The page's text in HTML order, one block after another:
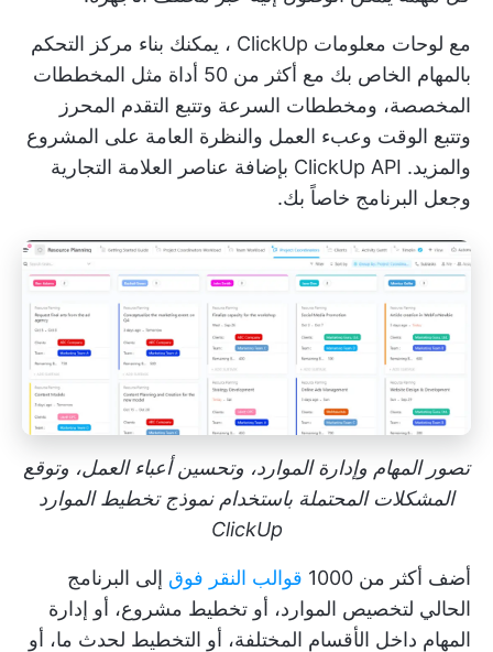
مع لوحات معلومات ClickUp
، يمكنك بناء مركز التحكم
بالمهام الخاص بك مع أكثر من 50 أداة مثل المخططات
المخصصة، ومخططات السرعة وتتبع التقدم المحرز
وتتبع الوقت وعبء العمل والنظرة العامة على المشروع
والمزيد. ClickUp API بإضافة عناصر العلامة التجارية
وجعل البرنامج خاصاً بك.
تصور المهام وإدارة الموارد، وتحسين أعباء العمل، وتوقع
المشكلات المحتملة باستخدام نموذج تخطيط الموارد
ClickUp
أضف أكثر من 1000 قوالب النقر فوق إلى البرنامج
الحالي لتخصيص الموارد، أو تخطيط مشروع، أو إدارة
المهام داخل الأقسام المختلفة، أو التخطيط لحدث ما، أو